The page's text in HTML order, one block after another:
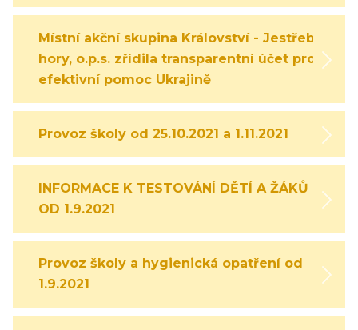
Místní akční skupina Království - Jestřebí
hory, o.p.s. zřídila transparentní účet pro
efektivní pomoc Ukrajině
Provoz školy od 25.10.2021 a 1.11.2021
INFORMACE K TESTOVÁNÍ DĚTÍ A ŽÁKŮ
OD 1.9.2021
Provoz školy a hygienická opatření od
1.9.2021